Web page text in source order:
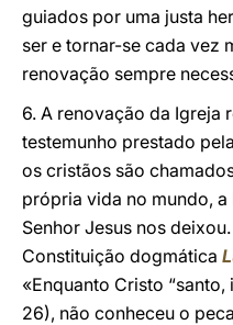
guiados por uma justa
ser e tornar-se cada vez
renovação sempre
6. A renovação da Igreja
testemunho prestado
os cristãos são
própria vida no mundo,
Senhor Jesus nos
Constituição dogmática
«Enquanto Cristo
26), não conheceu o